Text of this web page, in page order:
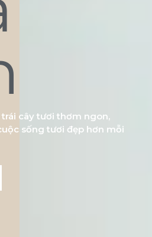
cây tươi thơm ngon,
sống tươi đẹp hơn mỗi